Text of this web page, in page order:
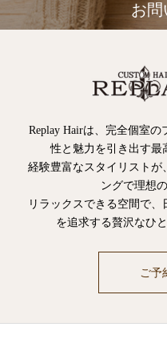
お
Replay Hairは、完全個室
性と魅力を引き出す最
経験豊富なスタイリストが
ングで理想
リラックスできる空間で
を追求する贅沢なひ
ご予